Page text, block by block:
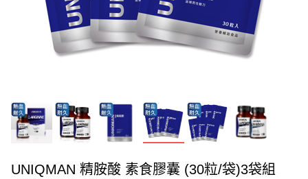
UNIQMAN 精胺酸 素食膠囊 (30粒/袋)3袋組